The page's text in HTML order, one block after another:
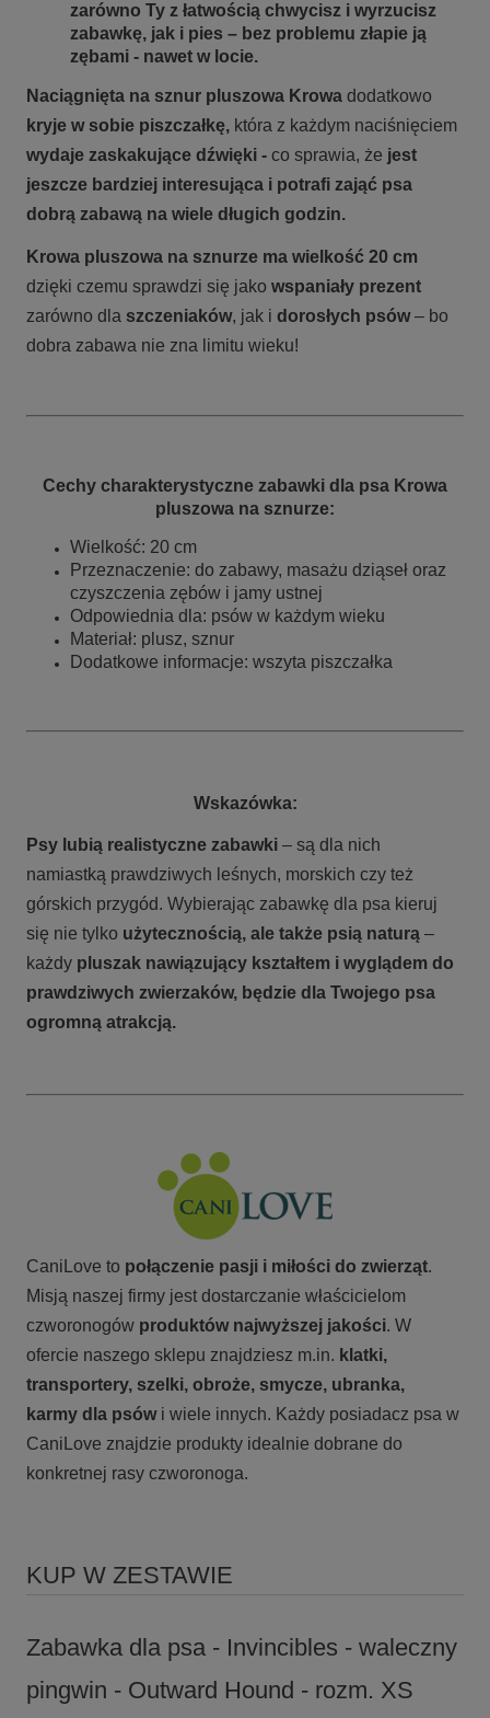
zarówno Ty z łatwością chwycisz i wyrzucisz
zabawkę, jak i pies – bez problemu złapie ją
zębami - nawet w locie.
Naciągnięta na sznur pluszowa Krowa dodatkowo
kryje w sobie piszczałkę, która z każdym naciśnięciem
wydaje zaskakujące dźwięki - co sprawia, że jest
jeszcze bardziej interesująca i potrafi zająć psa
dobrą zabawą na wiele długich godzin.
Krowa pluszowa na sznurze ma wielkość 20 cm
dzięki czemu sprawdzi się jako wspaniały prezent
zarówno dla szczeniaków, jak i dorosłych psów– bo
dobra zabawa nie zna limitu wieku!
Cechy charakterystyczne zabawki dla psa Krowa
pluszowa na sznurze:
Wielkość: 20 cm
Przeznaczenie: do zabawy, masażu dziąseł oraz
czyszczenia zębów i jamy ustnej
Odpowiednia dla: psów w każdym wieku
Materiał: plusz, sznur
Dodatkowe informacje: wszyta piszczałka
Wskazówka:
Psy lubią realistyczne zabawki – są dla nich
namiastką prawdziwych leśnych, morskich czy też
górskich przygód. Wybierając zabawkę dla psa kieruj
się nie tylko użytecznością, ale także psią naturą –
każdy pluszak nawiązujący kształtem i wyglądem do
prawdziwych zwierzaków, będzie dla Twojego psa
ogromną atrakcją.
CaniLove to połączenie pasji i miłości do zwierząt.
Misją naszej firmy jest dostarczanie właścicielom
czworonogów produktów najwyższej jakości. W
ofercie naszego sklepu znajdziesz m.in. klatki,
transportery, szelki, obroże, smycze, ubranka,
karmy dla psówi wiele innych. Każdy posiadacz psa w
CaniLove znajdzie produkty idealnie dobrane do
konkretnej rasy czworonoga.
KUP W ZESTAWIE
Zabawka dla psa - Invincibles - waleczny
pingwin - Outward Hound - rozm. XS